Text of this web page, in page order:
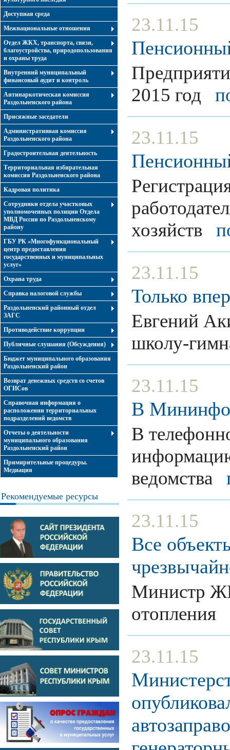
Доступная среда
Межнациональные отношения
Отдел ЖКХ, транспорта, связи,
благоустройства, природопользования
и охраны труда
Внутренний муниципальный
финансовый аудит и контроль
Антинаркотическая комиссия
Раздольненского района
Присяжные заседатели
Административная комиссия
Раздольненского района
Градостроительная деятельность
Территориальная избирательная
комиссия Раздольненского района
Кадровая политика
Сотрудники отдела участковых
уполномоченных полиции Отдела
МВД России по Раздольненскому
району
ГБУ РК «Многофункциональный
центр предоставления
государственных и муниципальных
услуг»
Охрана труда
Справка налоговой службы
Раздольненский районный отдел
ЗАГС
Противодействие коррупции
Публичные слушания (Обсуждения)
Бюджет муниципального образования
Раздольненский район
Возврат денежных средств со счетов
ОГИСов
Справочная информация о
расположении территориальных
подразделений ведомств
Отчеты о деятельности
муниципального образования
Раздольненский район
Примирительные процедуры.
Медиация
Рекомендуемые ресурсы
23.11.15
2015 год
23.11.15
хозяйств
23.11.15
Только
Евгений
школу-
23.11.15
В
В
ведомства
23.11.15
Все
Министр
отопления
23.11.15